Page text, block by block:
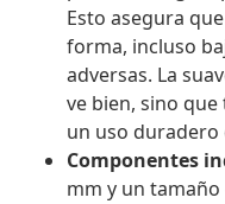
Esto asegura
forma, incluso
adversas. La
ve bien, sino
un uso duradero
Componentes
mm y un